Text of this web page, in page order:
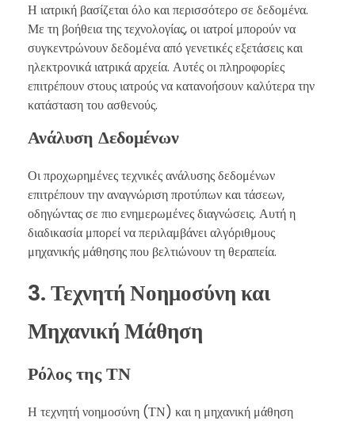
Η ιατρική βασίζεται όλο και περισσότερο σε δεδομένα.
Με τη βοήθεια της τεχνολογίας, οι ιατροί μπορούν να
συγκεντρώνουν δεδομένα από γενετικές εξετάσεις και
ηλεκτρονικά ιατρικά αρχεία. Αυτές οι πληροφορίες
επιτρέπουν στους ιατρούς να κατανοήσουν καλύτερα την
κατάσταση του ασθενούς.
Ανάλυση Δεδομένων
Οι προχωρημένες τεχνικές ανάλυσης δεδομένων
επιτρέπουν την αναγνώριση προτύπων και τάσεων,
οδηγώντας σε πιο ενημερωμένες διαγνώσεις. Αυτή η
διαδικασία μπορεί να περιλαμβάνει αλγόριθμους
μηχανικής μάθησης που βελτιώνουν τη θεραπεία.
3. Τεχνητή Νοημοσύνη και
Μηχανική Μάθηση
Ρόλος της ΤΝ
Η τεχνητή νοημοσύνη (ΤΝ) και η μηχανική μάθηση